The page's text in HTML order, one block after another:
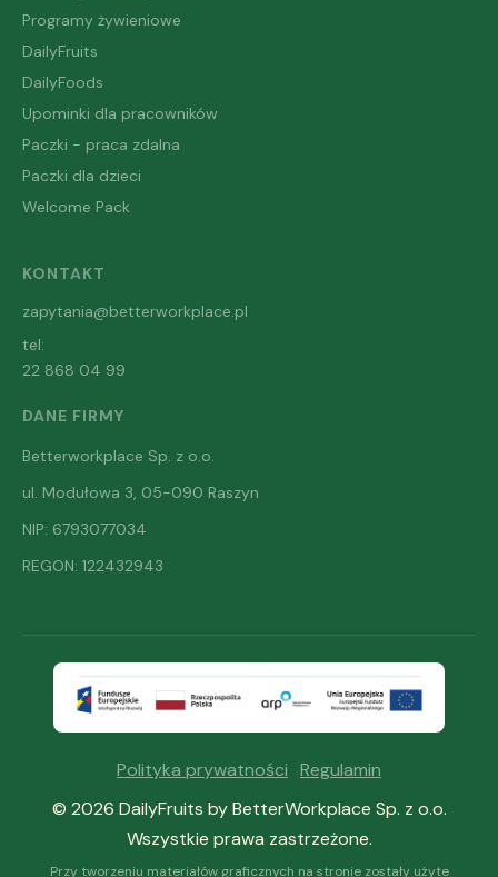
Programy żywieniowe
DailyFruits
DailyFoods
Upominki dla pracowników
Paczki - praca zdalna
Paczki dla dzieci
Welcome Pack
KONTAKT
zapytania@betterworkplace.pl
tel:
22 868 04 99
DANE FIRMY
Betterworkplace Sp. z o.o.
ul. Modułowa 3, 05-090 Raszyn
NIP: 6793077034
REGON: 122432943
Polityka prywatności · Regulamin
© 2026 DailyFruits by BetterWorkplace Sp. z o.o.
Wszystkie prawa zastrzeżone.
Przy tworzeniu materiałów graficznych na stronie zostały użyte